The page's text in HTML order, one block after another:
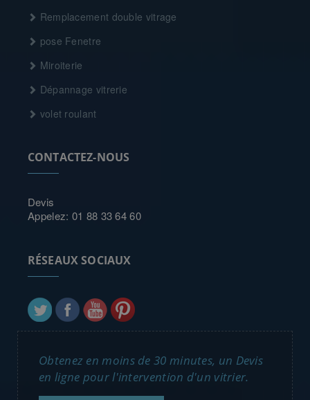
Remplacement double vitrage
pose Fenetre
Miroiterie
Dépannage vitrerie
volet roulant
CONTACTEZ-NOUS
Devis
Appelez: 01 88 33 64 60
RÉSEAUX SOCIAUX
Obtenez en moins de 30 minutes, un Devis
en ligne pour l'intervention d'un vitrier.